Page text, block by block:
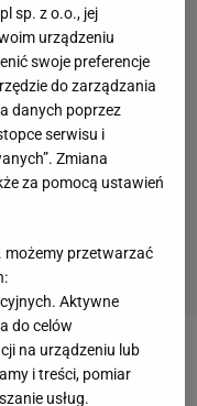
na ławce?! Kibice
sp. z o.o., jej
urządzeniu
swoje preferencje
do zarządzania
danych poprzez
serwisu i
Zmiana
za pomocą ustawień
możemy przetwarzać
Aktywne
do celów
na urządzeniu lub
i treści, pomiar
usług.